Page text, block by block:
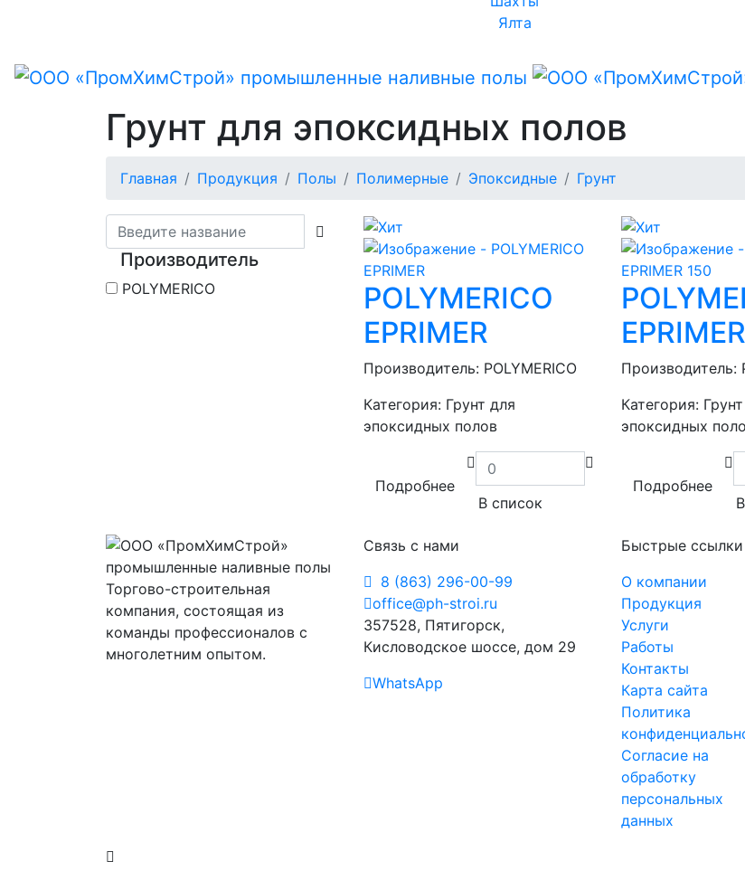
Ялта
Грунт для эпоксидных полов
Главная Продукция Полы Полимерные Эпоксидные Грунт
Производитель
POLYMERICO
POLYMERICO
EPRIMER
Производитель: POLYMERICO
Категория: Грунт для
эпоксидных полов
Подробнее
В список
Производитель:
Категория:
эпоксидных
Подробнее
Торгово-строительная
компания, состоящая из
команды профессионалов с
многолетним опытом.
Связь с нами
8 (863) 296-00-99
office@ph-stroi.ru
357528, Пятигорск,
Кисловодское шоссе, дом 29
WhatsApp
Быстрые ссылки
О компании
Продукция
Услуги
Работы
Контакты
Карта сайта
Политика
Согласие на
обработку
персональных
данных